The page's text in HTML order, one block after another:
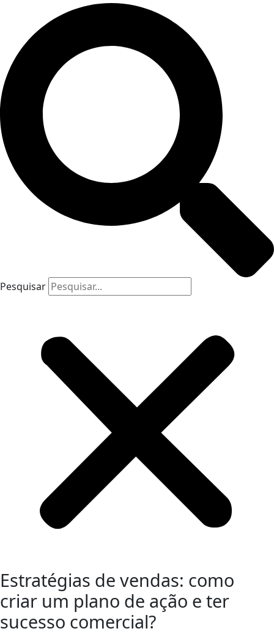
Pesquisar
Estratégias de vendas: como
criar um plano de ação e ter
sucesso comercial?